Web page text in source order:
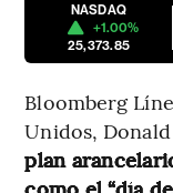
NASDAQ
+1.00%
25,373.85
Bloomberg
Unidos,
plan